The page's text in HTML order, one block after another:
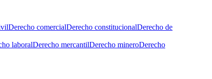
Derecho comercialDerecho constitucionalDerecho de
laboralDerecho mercantilDerecho mineroDerecho